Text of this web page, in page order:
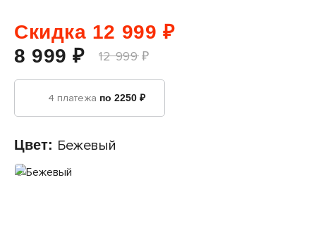
Скидка 12 999 ₽
8 999 ₽
12 999 ₽
4 платежа по 2250 ₽
Цвет: Бежевый